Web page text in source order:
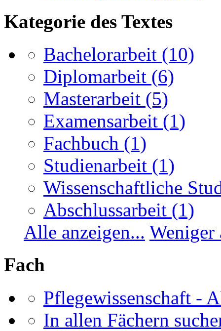
Kategorie des Textes
Bachelorarbeit (10)
Diplomarbeit (6)
Masterarbeit (5)
Examensarbeit (1)
Fachbuch (1)
Studienarbeit (1)
Wissenschaftliche
Abschlussarbeit (1)
Alle anzeigen... Weniger
Fach
Pflegewissenschaft -
In allen Fächern